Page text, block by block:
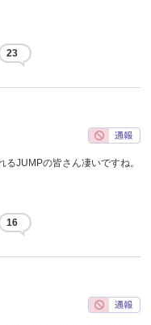
23
JUMPの皆さん凄いですね。
16